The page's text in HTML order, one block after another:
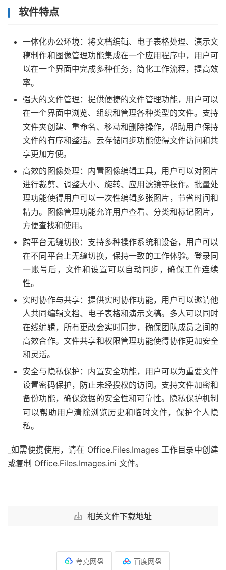
软件特点
一体化办公环境：将文档编辑、电子表格处理、演示文
稿制作和图像管理功能集成在一个应用程序中，用户可
以在一个界面中完成多种任务，简化工作流程，提高效
率。
强大的文件管理：提供便捷的文件管理功能，用户可以
在一个界面中浏览、组织和管理各种类型的文件。支持
文件夹创建、重命名、移动和删除操作，帮助用户保持
文件的有序和整洁。云存储同步功能使得文件访问和共
享更加方便。
高效的图像处理：内置图像编辑工具，用户可以对图片
进行裁剪、调整大小、旋转、应用滤镜等操作。批量处
理功能使得用户可以一次性编辑多张图片，节省时间和
精力。图像管理功能允许用户查看、分类和标记图片，
方便查找和使用。
跨平台无缝切换：支持多种操作系统和设备，用户可以
在不同平台上无缝切换，保持一致的工作体验。登录同
一账号后，文件和设置可以自动同步，确保工作连续
性。
实时协作与共享：提供实时协作功能，用户可以邀请他
人共同编辑文档、电子表格和演示文稿。多人可以同时
在线编辑，所有更改会实时同步，确保团队成员之间的
高效合作。文件共享和权限管理功能使得协作更加安全
和灵活。
安全与隐私保护：内置安全功能，用户可以为重要文件
设置密码保护，防止未经授权的访问。支持文件加密和
备份功能，确保数据的安全性和可靠性。隐私保护机制
可以帮助用户清除浏览历史和临时文件，保护个人隐
私。
_如需便携使用，请在 Office.Files.Images 工作目录中创建
或复制 Office.Files.Images.ini 文件。
相关文件下载地址
夸克网盘 百度网盘